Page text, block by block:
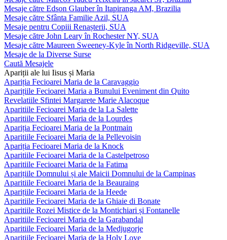
Mesaje către Edson Glauber în Itapiranga AM, Brazilia
Mesaje către Sfânta Familie Azil, SUA
Mesaje pentru Copiii Renașterii, SUA
Mesaje către John Leary în Rochester NY, SUA
Mesaje către Maureen Sweeney-Kyle în North Ridgeville, SUA
Mesaje de la Diverse Surse
Caută Mesajele
Apariții ale lui Iisus și Maria
Apariția Fecioarei Maria de la Caravaggio
Aparițiile Fecioarei Maria a Bunului Eveniment din Quito
Revelatiile Sfintei Margarete Marie Alacoque
Aparitiile Fecioarei Maria de la La Salette
Aparitiile Fecioarei Maria de la Lourdes
Apariția Fecioarei Maria de la Pontmain
Aparitiile Fecioarei Maria de la Pellevoisin
Apariția Fecioarei Maria de la Knock
Aparitiile Fecioarei Maria de la Castelpetroso
Aparitiile Fecioarei Maria de la Fatima
Aparițiile Domnului și ale Maicii Domnului de la Campinas
Aparitiile Fecioarei Maria de la Beauraing
Aparițiile Fecioarei Maria de la Heede
Aparitiile Fecioarei Maria de la Ghiaie di Bonate
Aparitiile Rozei Mistice de la Montichiari și Fontanelle
Aparitiile Fecioarei Maria de la Garabandal
Aparitiile Fecioarei Maria de la Medjugorje
Aparitiile Fecioarei Maria de la Holy Love